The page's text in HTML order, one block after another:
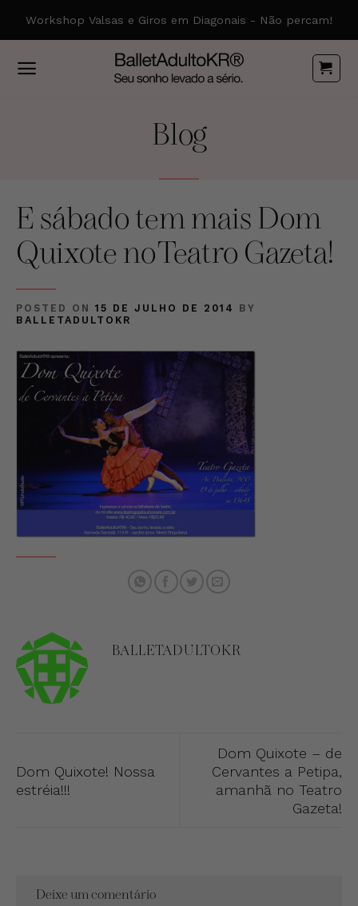
content
Workshop Valsas e Giros em Diagonais - Não percam!
Blog
E sábado tem mais Dom
Quixote no Teatro Gazeta!
POSTED ON 15 DE JULHO DE 2014
BY
BALLETADULTOKR
BALLETADULTOKR
Dom Quixote! Nossa
estréia!!!
Dom Quixote – de
Cervantes a Petipa,
amanhã no Teatro
Gazeta!
Deixe um comentário